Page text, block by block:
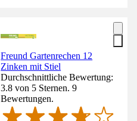
Freund Gartenrechen 12
Zinken mit Stiel
Durchschnittliche Bewertung:
3.8 von 5 Sternen. 9
Bewertungen.